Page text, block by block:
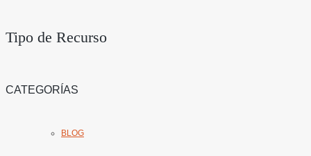
Tipo de Recurso
CATEGORÍAS
BLOG